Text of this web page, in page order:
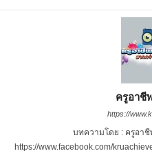
ครูอาชี
https://
บทความโดย : ครูอา
https://www.facebook.com/